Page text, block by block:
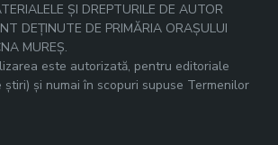
ȘI DREPTURILE DE AUTOR
DEȚINUTE DE PRIMĂRIA ORAȘULUI
MUREȘ.
este autorizată, pentru editoriale
știri) și numai în scopuri supuse Termenilor